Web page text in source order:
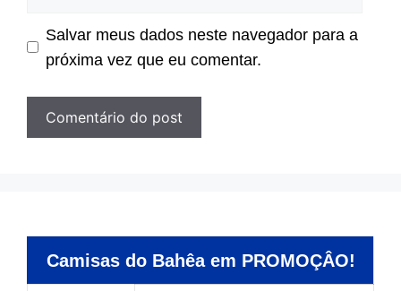
Salvar meus dados neste navegador para a
próxima vez que eu comentar.
Camisas do Bahêa em PROMOÇÂO!